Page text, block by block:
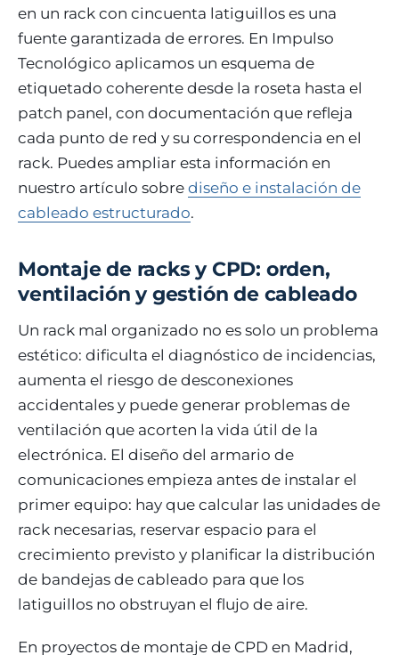
en un rack con cincuenta latiguillos es una
fuente garantizada de errores. En Impulso
Tecnológico aplicamos un esquema de
etiquetado coherente desde la roseta hasta el
patch panel, con documentación que refleja
cada punto de red y su correspondencia en el
rack. Puedes ampliar esta información en
nuestro artículo sobre diseño e instalación de
cableado estructurado.
Montaje de racks y CPD: orden,
ventilación y gestión de cableado
Un rack mal organizado no es solo un problema
estético: dificulta el diagnóstico de incidencias,
aumenta el riesgo de desconexiones
accidentales y puede generar problemas de
ventilación que acorten la vida útil de la
electrónica. El diseño del armario de
comunicaciones empieza antes de instalar el
primer equipo: hay que calcular las unidades de
rack necesarias, reservar espacio para el
crecimiento previsto y planificar la distribución
de bandejas de cableado para que los
latiguillos no obstruyan el flujo de aire.
En proyectos de montaje de CPD en Madrid,